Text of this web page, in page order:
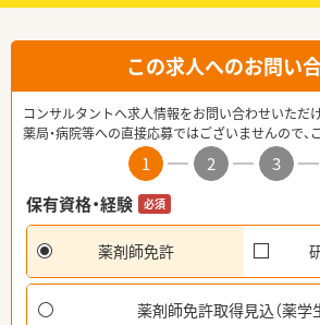
この求人へのお問い
コンサルタントへ求人情報をお問い合わせいただ
薬局・病院等への直接応募ではございませんので、
1 2 3
保有資格・経験
必須
薬剤師免許
薬剤師免許取得見込（薬学